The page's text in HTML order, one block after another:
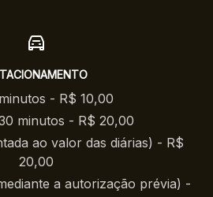
- R$ 10,00
minutos - R$ 20,00
ao valor das diárias) - R$
20,00
a autorização prévia) -